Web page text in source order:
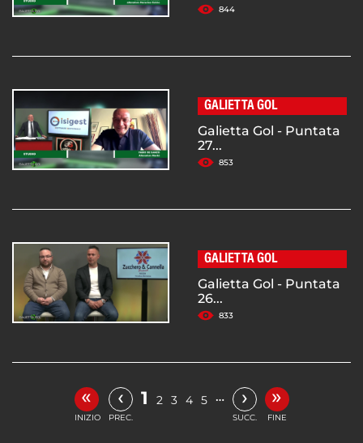
844
GALIETTA GOL
Galietta Gol - Puntata
27...
853
GALIETTA GOL
Galietta Gol - Puntata
26...
833
«
INIZIO
‹
PREC.
1 2 3 4 5 … ›
SUCC.
»
FINE